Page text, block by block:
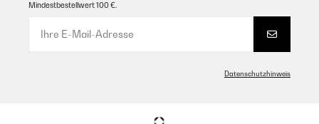
Mindestbestellwert 100 €.
Datenschutzhinweis